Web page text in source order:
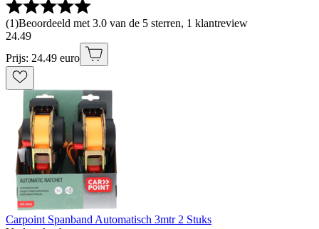
(1)Beoordeeld met 3.0 van de 5 sterren, 1 klantreview
24.49
Prijs: 24.49 euro
Carpoint Spanband Automatisch 3mtr 2 Stuks